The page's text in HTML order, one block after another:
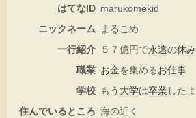
はてなID marukomekid
ニックネーム まるこめ
一行紹介
５７億円で永遠の休み
職業 お金を集めるお仕事
学校 もう 大学は卒業したよ
住んでいるところ 海の近く